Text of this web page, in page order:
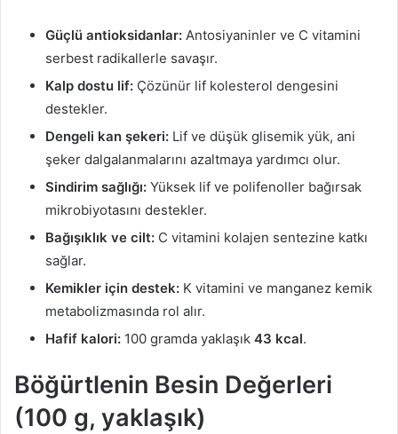
Güçlü antioksidanlar: Antosiyaninler ve C vitamini
serbest radikallerle savaşır.
Kalp dostu lif: Çözünür lif kolesterol dengesini
destekler.
Dengeli kan şekeri: Lif ve düşük glisemik yük, ani
şeker dalgalanmalarını azaltmaya yardımcı olur.
Sindirim sağlığı: Yüksek lif ve polifenoller bağırsak
mikrobiyotasını destekler.
Bağışıklık ve cilt: C vitamini kolajen sentezine katkı
sağlar.
Kemikler için destek: K vitamini ve manganez kemik
metabolizmasında rol alır.
Hafif kalori: 100 gramda yaklaşık 43 kcal.
Böğürtlenin Besin Değerleri
(100 g, yaklaşık)